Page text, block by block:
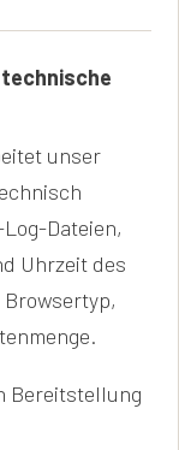
unser
Dateien,
Uhrzeit des
Bereitstellung